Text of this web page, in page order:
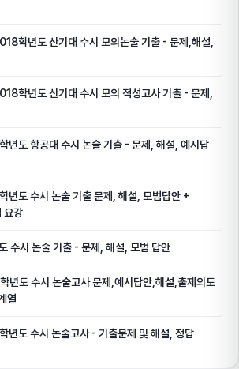
학년도 산기대 수시 모의논술 기출 - 문제,해설,
학년도 산기대 수시 모의 적성고사 기출 - 문제,
도 항공대 수시 논술 기출 - 문제, 해설, 예시답
도 수시 논술 기출 문제, 해설, 모범답안 +
요강
수시 논술 기출 - 문제, 해설, 모범 답안
도 수시 논술고사 문제,예시답안,해설,출제의도
열
도 수시 논술고사 - 기출문제 및 해설, 정답